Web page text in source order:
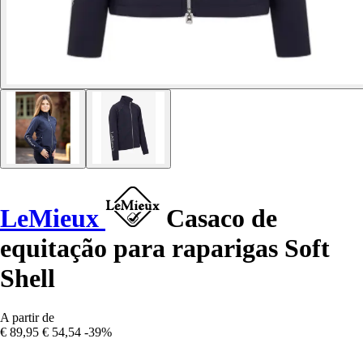
LeMieux
Casaco de
equitação para raparigas Soft
Shell
A partir de
€ 89,95 € 54,54 -39%